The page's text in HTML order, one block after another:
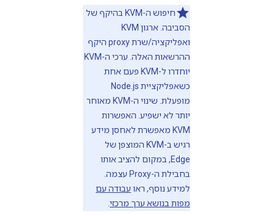
חיפוש ה-KVM בהיקף של
הסביבה. ארגון KVM
ואפליקציה/שרת proxy היקף
ההרשאות האלה. ערכי ה-KVM
יוחדרו ל-KVM פעם אחת
כשאפליקציית Node.js
מופעלת. שינוי ה-KVM מאוחר
יותר לא ישפיע. האפשרות
KVM מאפשרת לאחסן מידע
רגיש ב-KVM המוצפן של
Edge, במקום להציב אותו
בחבילת ה-Proxy עצמה.
למידע נוסף, ראו עבודה עם
מפות בנושא ערך מרכזי